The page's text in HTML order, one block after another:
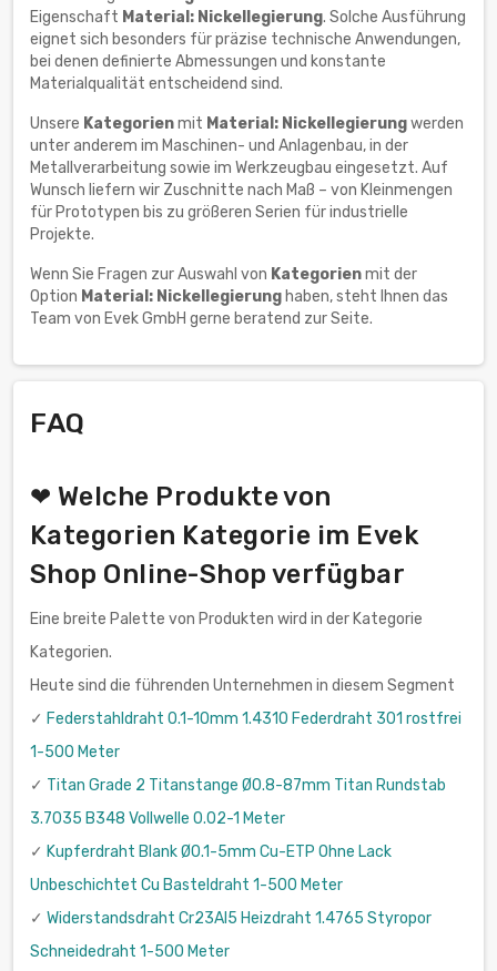
Eigenschaft Material: Nickellegierung. Solche Ausführung
eignet sich besonders für präzise technische Anwendungen,
bei denen definierte Abmessungen und konstante
Materialqualität entscheidend sind.
Unsere Kategorienmit Material: Nickellegierungwerden
unter anderem im Maschinen- und Anlagenbau, in der
Metallverarbeitung sowie im Werkzeugbau eingesetzt. Auf
Wunsch liefern wir Zuschnitte nach Maß – von Kleinmengen
für Prototypen bis zu größeren Serien für industrielle
Projekte.
Wenn Sie Fragen zur Auswahl von Kategorienmit der
Option Material: Nickellegierunghaben, steht Ihnen das
Team von Evek GmbH gerne beratend zur Seite.
FAQ
❤ Welche Produkte von
Kategorien Kategorie im Evek
Shop Online-Shop verfügbar
Eine breite Palette von Produkten wird in der Kategorie
Kategorien.
Heute sind die führenden Unternehmen in diesem Segment
✓ Federstahldraht 0.1-10mm 1.4310 Federdraht 301 rostfrei
1-500 Meter
✓ Titan Grade 2 Titanstange Ø0.8-87mm Titan Rundstab
3.7035 B348 Vollwelle 0.02-1 Meter
✓ Kupferdraht Blank Ø0.1-5mm Cu-ETP Ohne Lack
Unbeschichtet Cu Basteldraht 1-500 Meter
✓ Widerstandsdraht Cr23Al5 Heizdraht 1.4765 Styropor
Schneidedraht 1-500 Meter